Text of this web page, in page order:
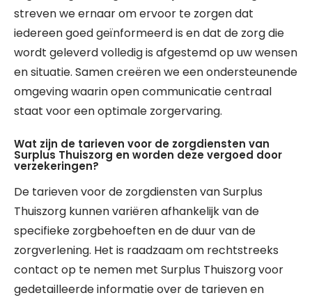
streven we ernaar om ervoor te zorgen dat
iedereen goed geïnformeerd is en dat de zorg die
wordt geleverd volledig is afgestemd op uw wensen
en situatie. Samen creëren we een ondersteunende
omgeving waarin open communicatie centraal
staat voor een optimale zorgervaring.
Wat zijn de tarieven voor de zorgdiensten van
Surplus Thuiszorg en worden deze vergoed door
verzekeringen?
De tarieven voor de zorgdiensten van Surplus
Thuiszorg kunnen variëren afhankelijk van de
specifieke zorgbehoeften en de duur van de
zorgverlening. Het is raadzaam om rechtstreeks
contact op te nemen met Surplus Thuiszorg voor
gedetailleerde informatie over de tarieven en